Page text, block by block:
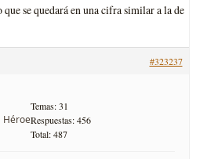
se quedará en una cifra similar a la de
#323237
Héroe
Temas: 31
Respuestas: 456
Total: 487